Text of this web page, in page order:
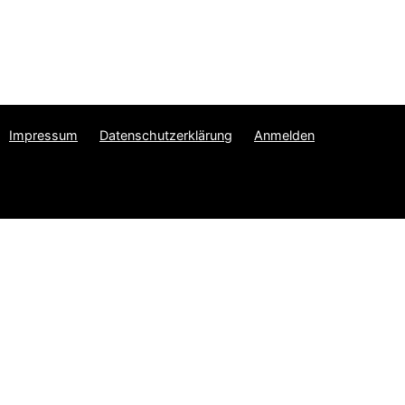
Impressum Datenschutzerklärung Anmelden